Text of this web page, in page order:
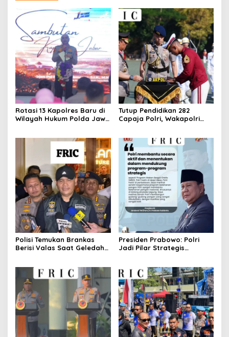
Rotasi 13 Kapolres Baru di
Wilayah Hukum Polda Jawa
Dinamika Organisasi.
Tutup Pendidikan 282
Capaja Polri, Wakapolri
Polisi Temukan Brankas
Berisi Valas Saat Geledah
Presiden Prabowo: Polri
Jadi Pilar Strategis
Pembangunan Nasional